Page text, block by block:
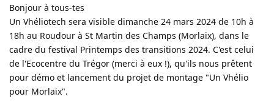
Bonjour à tous-tes
Un Vhéliotech sera visible dimanche 24 mars 2024 de 10h à
18h au Roudour à St Martin des Champs (Morlaix), dans le
cadre du festival Printemps des transitions 2024. C'est celui
de l'Ecocentre du Trégor (merci à eux !), qu'ils nous prêtent
pour démo et lancement du projet de montage "Un Vhélio
pour Morlaix".